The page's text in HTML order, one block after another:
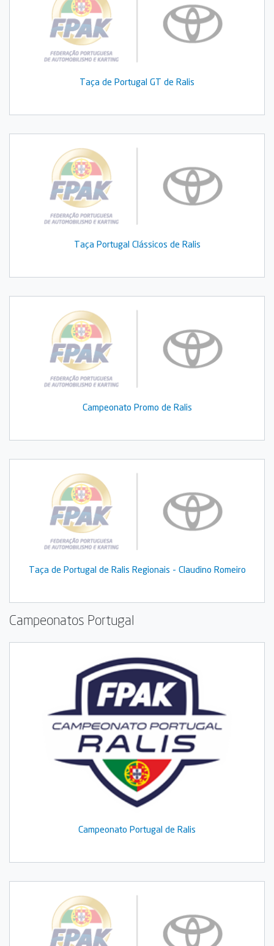
Taça de Portugal GT de Ralis
Taça Portugal Clássicos de Ralis
Campeonato Promo de Ralis
Taça de Portugal de Ralis Regionais - Claudino Romeiro
Campeonatos Portugal
Campeonato Portugal de Ralis